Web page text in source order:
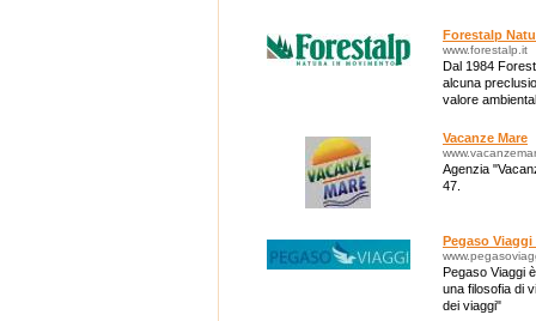
Forestalp
www.forestalp.it
Dal 1984
alcuna
valore
Vacanze Mare
Agenzia
47.
Pegaso
Pegaso Viaggi
una filosofia di
dei viaggi"